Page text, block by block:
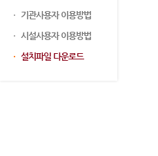
기관사용자 이용방법
시설사용자 이용방법
설치파일 다운로드